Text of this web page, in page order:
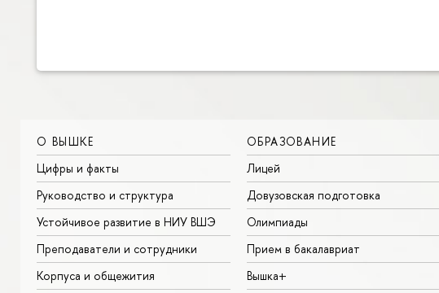
О ВЫШКЕ
Цифры и факты
Руководство и структура
Устойчивое развитие в НИУ ВШЭ
Преподаватели и сотрудники
Корпуса и общежития
ОБРАЗОВАНИЕ
Лицей
Довузовская подготовка
Олимпиады
Прием в бакалавриат
Вышка+